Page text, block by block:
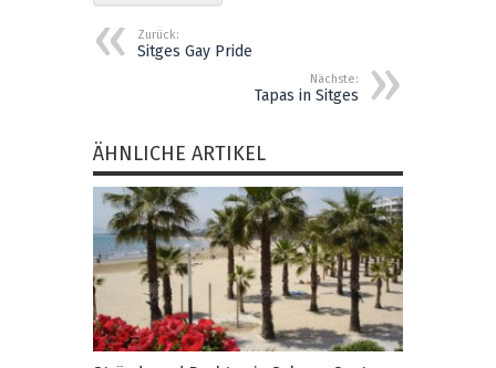
Zurück:
Sitges Gay Pride
Nächste:
Tapas in Sitges
ÄHNLICHE ARTIKEL